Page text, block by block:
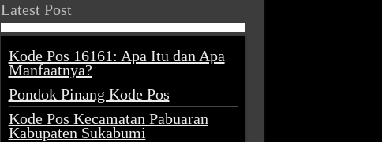
Latest Post
Kode Pos 16161: Apa Itu dan Apa
Manfaatnya?
Pondok Pinang Kode Pos
Kode Pos Kecamatan Pabuaran
Kabupaten Sukabumi